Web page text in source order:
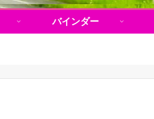
バインダー